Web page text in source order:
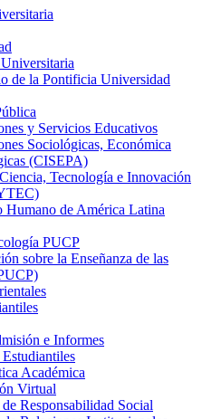
de la Pontificia Universidad
y Servicios Educativos
Sociológicas, Económica
(CISEPA)
Tecnología e Innovación
Humano de América Latina
PUCP
sobre la Enseñanza de las
e Informes
Académica
Virtual
Responsabilidad Social